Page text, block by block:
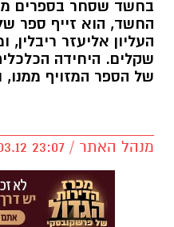
בחשד שסחר בספרים
החשד, הוא זייף ספר
העליון אליעזר
שקלים. היחידה
של הספר המזויף ממנו,
מנהל האתר / 23:07 26.03.12